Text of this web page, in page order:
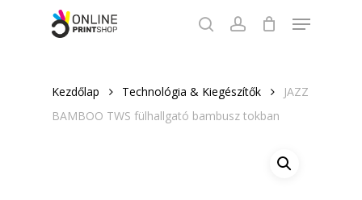
searchaccount
Menu
Kezdőlap Technológia & Kiegészítők
JAZZ
BAMBOO TWS fülhallgató bambusz tokban